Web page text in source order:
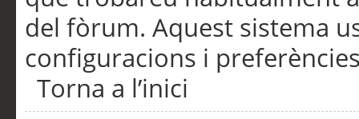
del fòrum. Aquest sistema
configuracions i
Torna a l’inici